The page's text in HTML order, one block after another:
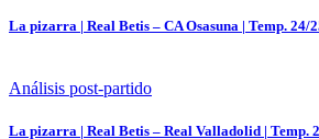
La pizarra | Real Betis – CA Osasuna | Temp.
Análisis post-partido
La pizarra | Real Betis – Real Valladolid | Temp.